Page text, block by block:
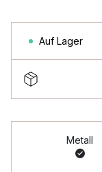
Auf Lager
Metall